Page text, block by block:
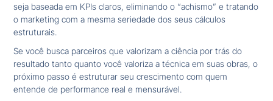
seja baseada em KPIs claros, eliminando o “achismo” e tratando
o marketing com a mesma seriedade dos seus cálculos
estruturais.
Se você busca parceiros que valorizam a ciência por trás do
resultado tanto quanto você valoriza a técnica em suas obras, o
próximo passo é estruturar seu crescimento com quem
entende de performance real e mensurável.